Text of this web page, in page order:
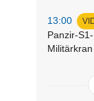
13:00
Panzir-